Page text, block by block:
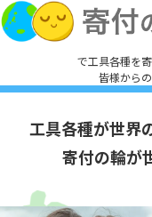
で工具各種を
皆様から
工具各種が世界
寄付の輪が